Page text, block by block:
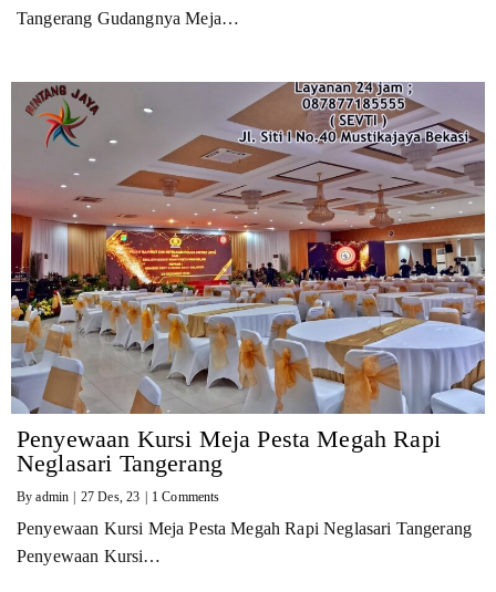
Tangerang Gudangnya Meja…
Penyewaan Kursi Meja Pesta Megah Rapi
Neglasari Tangerang
Byadmin | 27 Des, 23 | 1 Comments
Penyewaan Kursi Meja Pesta Megah Rapi Neglasari Tangerang
Penyewaan Kursi…